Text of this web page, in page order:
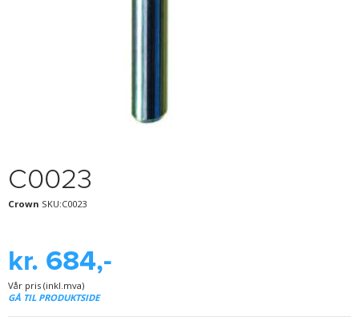
C0023
Crown SKU:C0023
kr. 684,-
Vår pris (inkl.mva)
GÅ TIL PRODUKTSIDE